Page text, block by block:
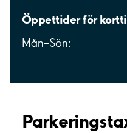
Öppettider för
Mån–Sön: